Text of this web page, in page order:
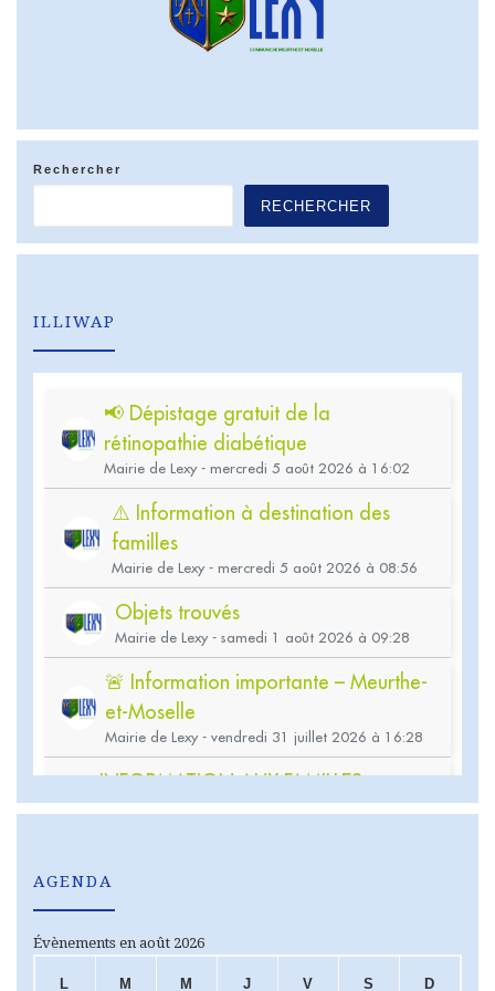
Rechercher
RECHERCHER
ILLIWAP
AGENDA
Évènements en août 2026
L LUNDIM MARDI
M MERCREDI
J JEUDIV VENDREDI
S SAMEDI
D